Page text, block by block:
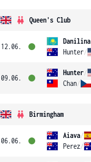
Queen's Club
12.06.
Danilina
Hunter/
09.06.
Hunter/
Chan/
Birmingham
06.06.
Aiava/
Perez/